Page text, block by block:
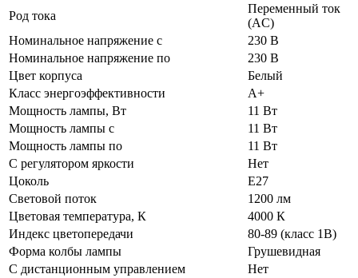
Род тока
Переменный ток
(AC)
Номинальное напряжение с
230 В
Номинальное напряжение по
230 В
Цвет корпуса
Белый
Класс энергоэффективности
A+
Мощность лампы, Вт
11 Вт
Мощность лампы с
11 Вт
Мощность лампы по
11 Вт
С регулятором яркости
Нет
Цоколь
E27
Световой поток
1200 лм
Цветовая температура, К
4000 К
Индекс цветопередачи
80-89 (класс 1В)
Форма колбы лампы
Грушевидная
С дистанционным управлением
Нет